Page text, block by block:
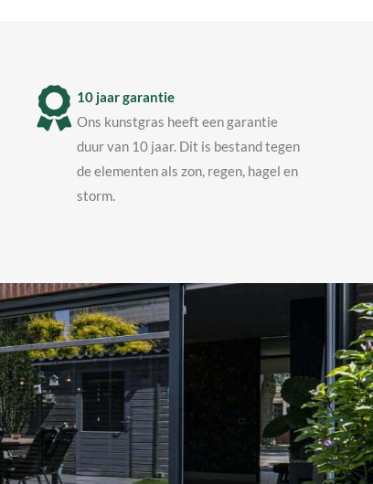
10 jaar garantie
Ons kunstgras heeft een garantie
duur van 10 jaar. Dit is bestand tegen
de elementen als zon, regen, hagel en
storm.